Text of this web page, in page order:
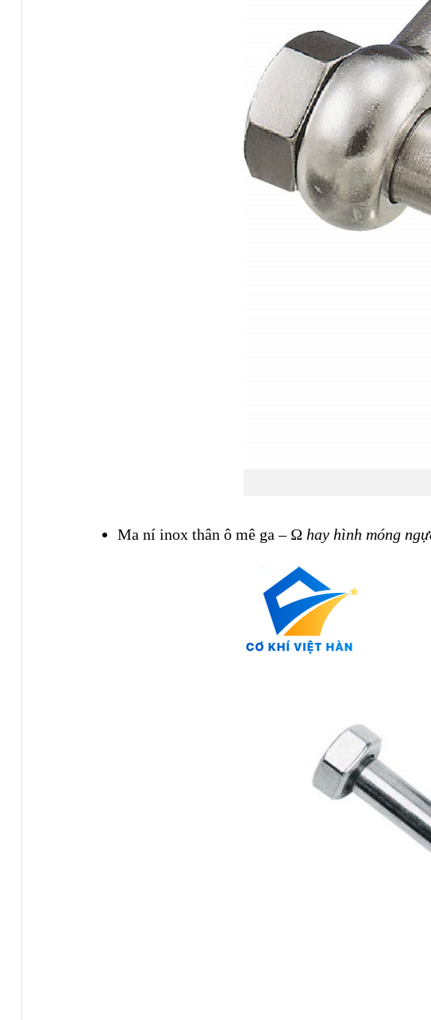
Ma ní inox thân ô mê ga – Ω hay hình móng